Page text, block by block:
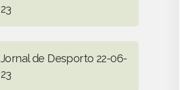
23
Jornal de Desporto 22-06-
23